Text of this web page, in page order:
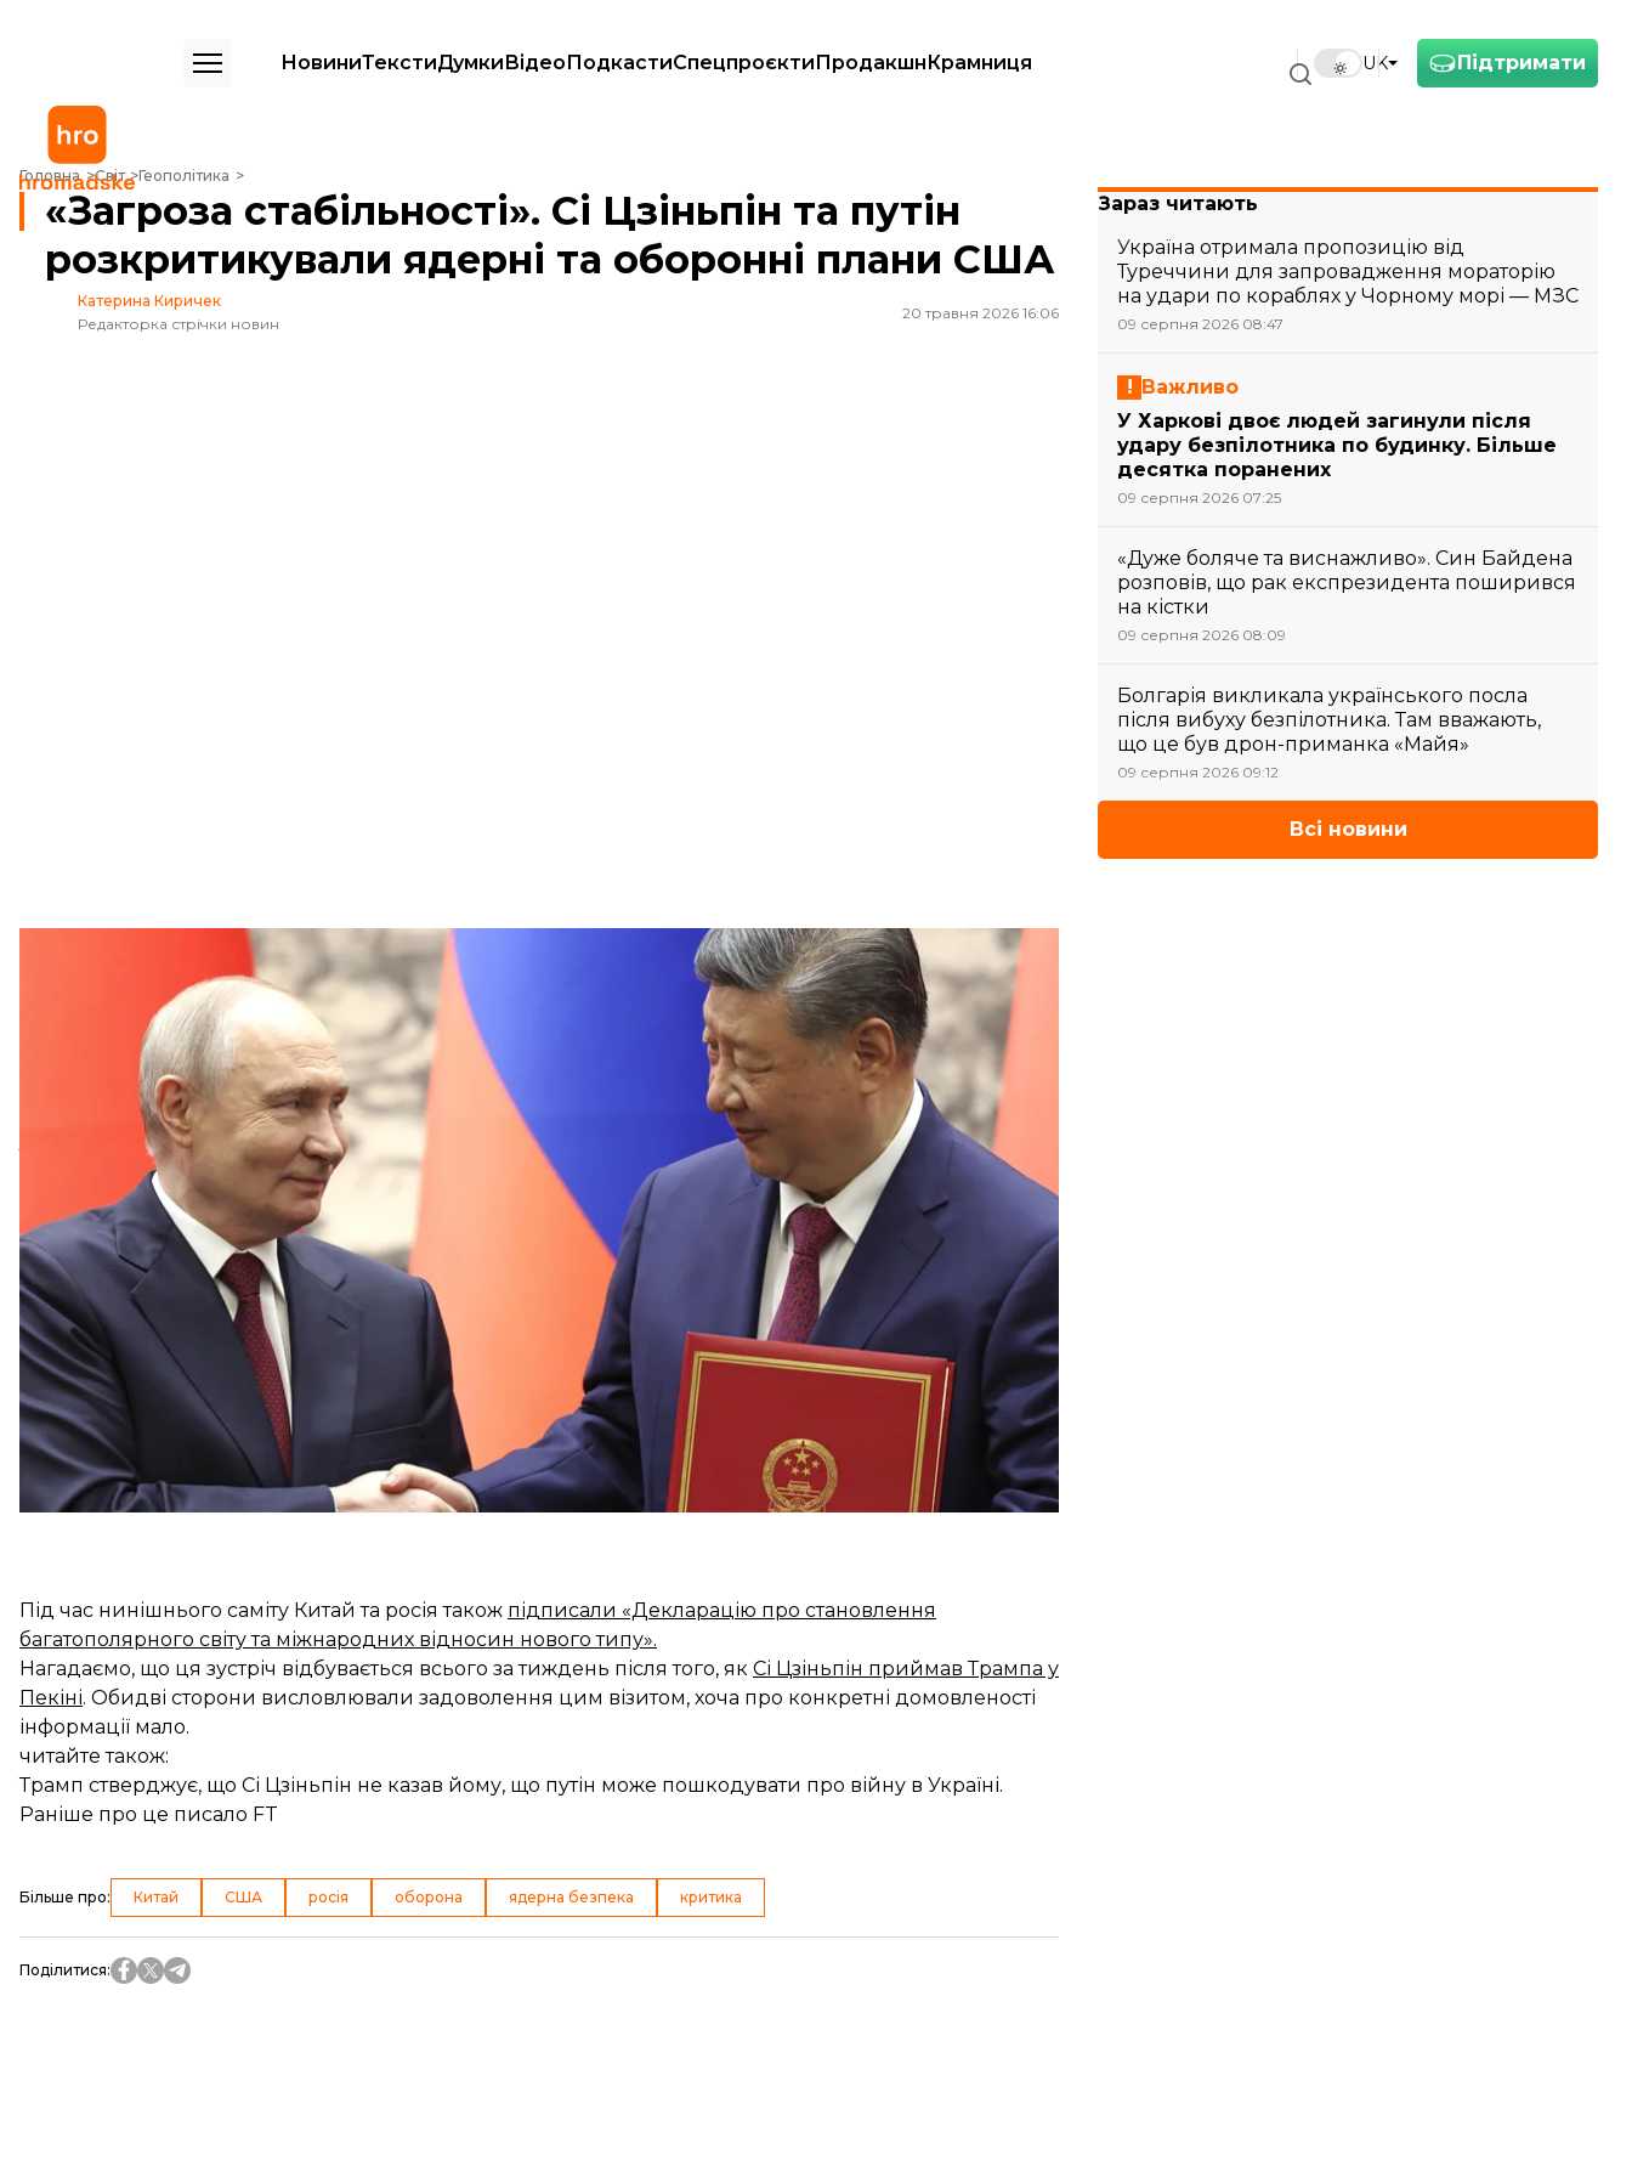
Підтримати
UK
НовиниТекстиДумкиВідеоПодкастиСпецпроєктиПродакшнКрамниця
Головна Світ Геополітика
«Загроза стабільності». Сі Цзіньпін та путін розкритикували ядерні та оборонні плани США
«Загроза стабільності». Сі Цзіньпін та путін
розкритикували ядерні та оборонні плани США
Катерина Киричек
Редакторка стрічки новин
20 травня 2026 16:06
Глава рф володимир путін та лідер КНР Сі Цзіньпін під час підписання документів у Пекіні, 20 травня 2026 року
Kyodo News via Getty Images
Президент Китаю Сі Цзіньпін та лідер росії володимир путін засудили плани США щодо створення
системи протиракетної оборони «Золотий купол» та назвали ядерну політику Вашингтона
«безвідповідальною».
повідомляє
Reuters.
У спільній заяві лідерів ідеться, що американський проєкт системи перехоплення ракет наземного
та космічного базування «Золотий купол» нібито загрожує глобальній стратегічній стабільності.
Крім того, Сі та путін дорікнули США через припинення дії останнього договору, який обмежував
ядерні арсенали Вашингтона та москви. Ця угода втратила чинність у лютому, оскільки президент
США Дональд Трамп не відреагував на пропозицію рф продовжити обмеження ще на рік.
Під час нинішнього саміту Китай та росія також підписали «Декларацію про становлення
багатополярного світу та міжнародних відносин нового типу».
Нагадаємо, що ця зустріч відбувається всього за тиждень після того, як Сі Цзіньпін приймав Трампа у
Пекіні. Обидві сторони висловлювали задоволення цим візитом, хоча про конкретні домовленості
інформації мало.
читайте також:
Трамп стверджує, що Сі Цзіньпін не казав йому, що путін може пошкодувати про війну в Україні.
Раніше про це писало FT
Більше про: Китай США росія оборона ядерна безпека критика
Поділитися:
Зараз читають
Україна отримала пропозицію від
Туреччини для запровадження мораторію
на удари по кораблях у Чорному морі — МЗС
09 серпня 2026 08:47
Важливо
У Харкові двоє людей загинули після
удару безпілотника по будинку. Більше
десятка поранених
09 серпня 2026 07:25
«Дуже боляче та виснажливо». Син Байдена
розповів, що рак експрезидента поширився
на кістки
09 серпня 2026 08:09
Болгарія викликала українського посла
після вибуху безпілотника. Там вважають,
що це був дрон-приманка «Майя»
09 серпня 2026 09:12
Всі новини